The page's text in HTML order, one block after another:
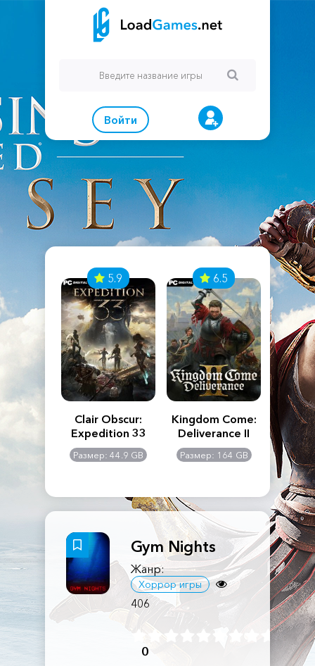
Войти
Creed
5.9
Clair Obscur:
Expedition 33
Размер: 44.9 GB
6.5
Kingdom Come:
Deliverance II
Размер: 164 GB
The
Gym Nights
Жанр:
Хоррор игры
406
0